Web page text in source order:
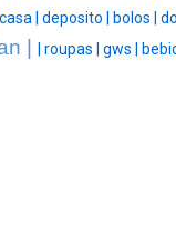
casa | deposito | bolos |
| roupas | gws |